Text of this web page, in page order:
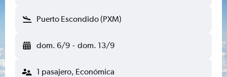
Puerto Escondido (PXM)
dom. 6/9 - dom. 13/9
1 pasajero, Económica